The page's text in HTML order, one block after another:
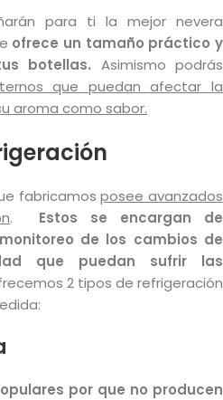
para ti la mejor nevera
ofrece un tamaño práctico y
botellas. Asimismo podrás
que puedan afectar la
aroma como sabor.
fabricamosposee avanzados
.
Estos se encargan de
de los cambios de
que puedan sufrir las
2 tipos de refrigeración
por que no producen